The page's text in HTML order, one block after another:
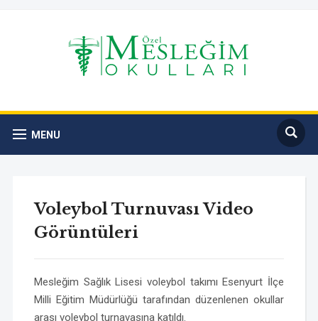
MENU
Voleybol Turnuvası Video
Görüntüleri
Mesleğim Sağlık Lisesi voleybol takımı Esenyurt İlçe
Milli Eğitim Müdürlüğü tarafından düzenlenen okullar
arası voleybol turnavasına katıldı.